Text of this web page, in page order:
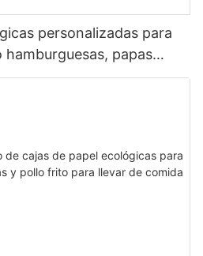
personalizadas para
papas